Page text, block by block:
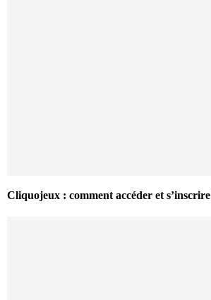
Cliquojeux : comment accéder et